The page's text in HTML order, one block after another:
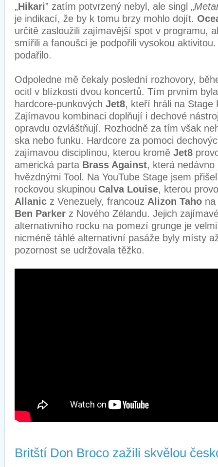
„Hikari” zatím potvrzený nebyl, ale singl „
je indikací, že by k tomu brzy mohlo dojít.
určitě zasloužili zajímavější spot v programu,
smířili a fanoušci je podpořili vysokou
podařilo.
Odpoledne mě čekaly poslední rozhovory,
ocitl v blízkosti dvou koncertů. Tím prvním
hardcore-punkových Jet8, kteří hráli na Stage
Zajímavou kombinaci doplňují i dechové
opravdu ozvláštňují. Rozhodně za tím však
ska nebo funku. Hardcore za pomoci
zajímavou disciplínou, kterou kromě Jet8
americká parta Brass Against, která
hvězdnými Tool. Na YouTube Stage jsem
rockovou skupinou Calva Louise, kterou
Allanic z Venezuely, francouz Alizon Taho
Ben Parker z Nového Zélandu. Jejich
alternativního rocku na pomezí grunge je
nicméně táhlé alternativní pasáže byly místy
pozornost se udržovala těžko.
Britští Don Broco zažili skvělou